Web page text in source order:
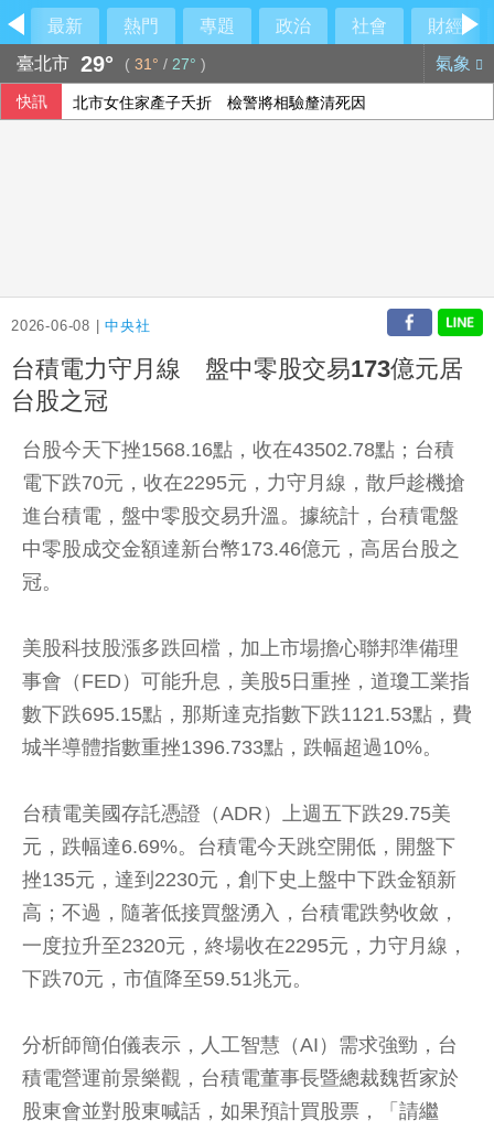
最新 熱門 專題 政治 社會
財經
臺北市 29° ( 31° / 27° ) 氣象
快訊 北市女住家產子夭折 檢警將相驗釐清死因
2026-06-08 |中央社
台積電力守月線 盤中零股交易173億元居
台股之冠
台股今天下挫1568.16點，收在43502.78點；台積
電下跌70元，收在2295元，力守月線，散戶趁機搶
進台積電，盤中零股交易升溫。據統計，台積電盤
中零股成交金額達新台幣173.46億元，高居台股之
冠。
美股科技股漲多跌回檔，加上市場擔心聯邦準備理
事會（FED）可能升息，美股5日重挫，道瓊工業指
數下跌695.15點，那斯達克指數下跌1121.53點，費
城半導體指數重挫1396.733點，跌幅超過10%。
台積電美國存託憑證（ADR）上週五下跌29.75美
元，跌幅達6.69%。台積電今天跳空開低，開盤下
挫135元，達到2230元，創下史上盤中下跌金額新
高；不過，隨著低接買盤湧入，台積電跌勢收斂，
一度拉升至2320元，終場收在2295元，力守月線，
下跌70元，市值降至59.51兆元。
分析師簡伯儀表示，人工智慧（AI）需求強勁，台
積電營運前景樂觀，台積電董事長暨總裁魏哲家於
股東會並對股東喊話，如果預計買股票，「請繼